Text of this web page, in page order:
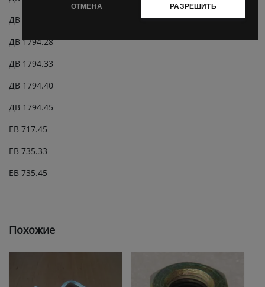
ОТМЕНА РАЗРЕШИТЬ
ДВ 1792.45
ДВ 1794.28
ДВ 1794.33
ДВ 1794.40
ДВ 1794.45
ЕВ 717.45
ЕВ 735.33
ЕВ 735.45
Похожие